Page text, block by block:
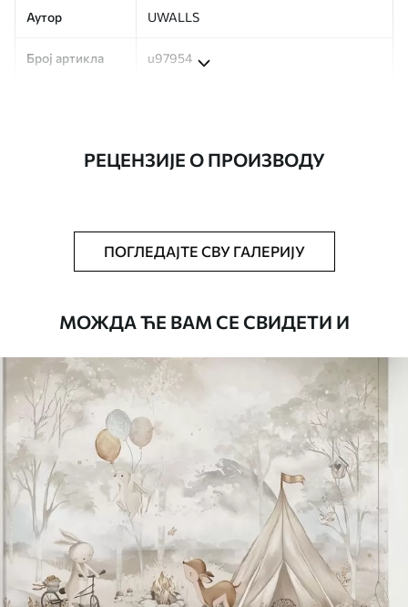
Аутор UWALLS
Број артикла u97954
Тапета се може нежно очистити меким
сунђером. Позадине са завршном
водом.
Доступни материјали
Стандард
4472 2683 .45 RSD /m²
Премиум
5525 .003315 RSD /m²
РЕЦЕНЗИЈЕ О ПРОИЗВОДУ
ПОГЛЕДАЈТЕ СВУ ГАЛЕРИЈУ
МОЖДА ЋЕ ВАМ СЕ СВИДЕТИ И